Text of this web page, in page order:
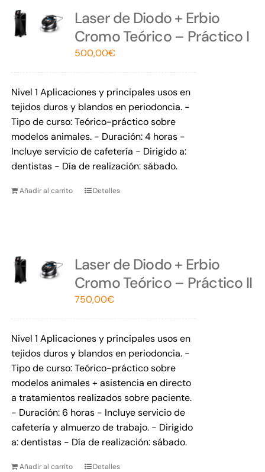
Laser de Diodo + Erbio
Cromo Teórico – Práctico I
500,00€
Nivel 1 Aplicaciones y principales usos en
tejidos duros y blandos en periodoncia. -
Tipo de curso: Teórico-práctico sobre
modelos animales. - Duración: 4 horas -
Incluye servicio de cafetería - Dirigido a:
dentistas - Día de realización: sábado.
Añadir al carrito Detalles
Laser de Diodo + Erbio
Cromo Teórico – Práctico II
750,00€
Nivel 1 Aplicaciones y principales usos en
tejidos duros y blandos en periodoncia. -
Tipo de curso: Teórico-práctico sobre
modelos animales + asistencia en directo
a tratamientos realizados sobre paciente.
- Duración: 6 horas - Incluye servicio de
cafetería y almuerzo de trabajo. - Dirigido
a: dentistas - Día de realización: sábado.
Añadir al carrito Detalles